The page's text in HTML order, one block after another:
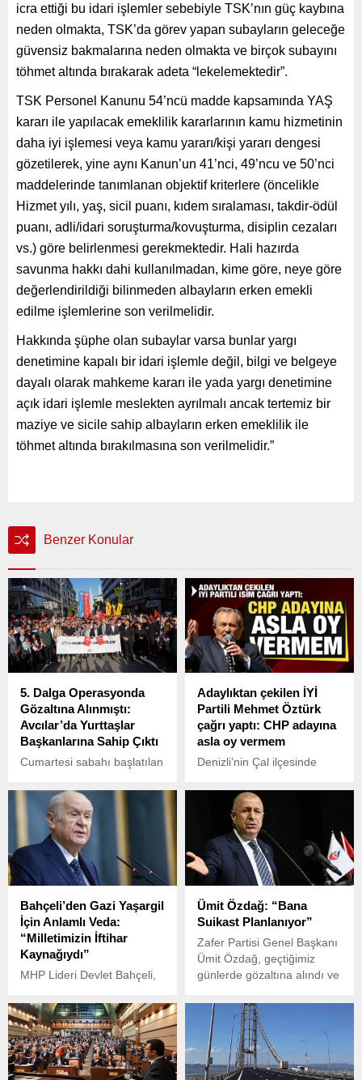
icra ettiği bu idari işlemler sebebiyle TSK’nın güç kaybına
neden olmakta, TSK’da görev yapan subayların geleceğe
güvensiz bakmalarına neden olmakta ve birçok subayını
töhmet altında bırakarak adeta “lekelemektedir”.
TSK Personel Kanunu 54’ncü madde kapsamında YAŞ
kararı ile yapılacak emeklilik kararlarının kamu hizmetinin
daha iyi işlemesi veya kamu yararı/kişi yararı dengesi
gözetilerek, yine aynı Kanun’un 41’nci, 49’ncu ve 50’nci
maddelerinde tanımlanan objektif kriterlere (öncelikle
Hizmet yılı, yaş, sicil puanı, kıdem sıralaması, takdir-ödül
puanı, adli/idari soruşturma/kovuşturma, disiplin cezaları
vs.) göre belirlenmesi gerekmektedir. Hali hazırda
savunma hakkı dahi kullanılmadan, kime göre, neye göre
değerlendirildiği bilinmeden albayların erken emekli
edilme işlemlerine son verilmelidir.
Hakkında şüphe olan subaylar varsa bunlar yargı
denetimine kapalı bir idari işlemle değil, bilgi ve belgeye
dayalı olarak mahkeme kararı ile yada yargı denetimine
açık idari işlemle meslekten ayrılmalı ancak tertemiz bir
maziye ve sicile sahip albayların erken emeklilik ile
töhmet altında bırakılmasına son verilmelidir.”
Benzer Konular
5. Dalga Operasyonda
Gözaltına Alınmıştı:
Avcılar’da Yurttaşlar
Başkanlarına Sahip Çıktı
Cumartesi sabahı başlatılan
kapsamında gözaltına
alınan Avcılar Belediye
Başkanı Utku Caner
Çaykara için, Avcılar’da
geniş katılımlı bir protesto
yürüyüşü düzenlendi.
Adaylıktan çekilen İYİ
Partili Mehmet Öztürk
çağrı yaptı: CHP adayına
asla oy vermem
Denizli’nin Çal ilçesinde
İttifakı’nın Çal Belediye
Başkan Adayı Mehmet
Öztürk, sosyal medyada
kendisini etiketleyen
CHP’lilere 'Millet İttifakını
geçen seçim
adayına asla oy vermem'
diye seslendi.
Bahçeli’den Gazi Yaşargil
İçin Anlamlı Veda:
“Milletimizin İftihar
Kaynağıydı”
MHP Lideri Devlet Bahçeli,
ünlü beyin cerrahı Prof. Dr.
Gazi Yaşargil için
yayımladığı taziye
mesajında, “Gelecek
nesiller için ilham kaynağı
Ümit Özdağ: “Bana
Suikast Planlanıyor”
Zafer Partisi Genel Başkanı
Ümit Özdağ, geçtiğimiz
günlerde gözaltına alındı ve
tutuklama kararıyla karşı
karşıya kaldı.